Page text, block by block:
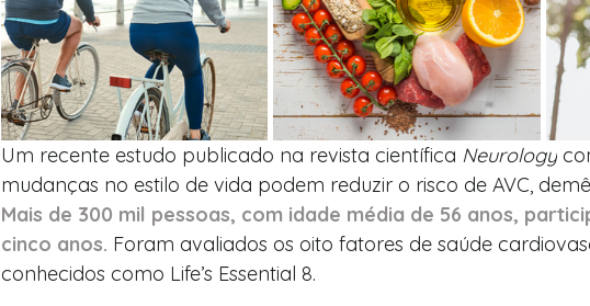
Um recente estudo publicado na revista científica Neurology
mudanças no estilo de vida podem reduzir o risco de AVC,
Mais de 300 mil pessoas, com idade média de 56 anos,
cinco anos. Foram avaliados os oito fatores de saúde
conhecidos como Life’s Essential 8.